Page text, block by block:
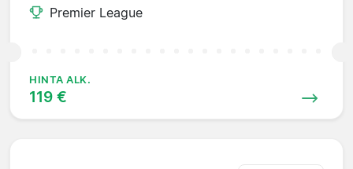
Premier League
HINTA ALK.
119 €